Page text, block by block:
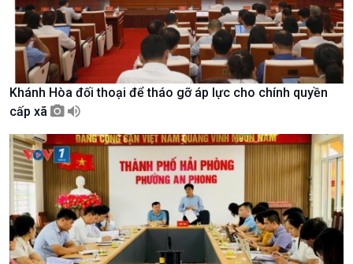
Tin Văn hoá & Du lịch
Chát với người nổi tiếng
Câu chuyện Thể thao
Ảnh
Video
Infographic
E-Magazine
Khánh Hòa đối thoại để tháo gỡ áp lực cho chính quyền
cấp xã